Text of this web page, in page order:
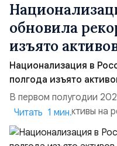
обновила
изъято
Национализация в
полгода изъято
В первом полугодии
государству активы на
подсчитали аналитики
чем за аналогичный
Читать 1 мин.